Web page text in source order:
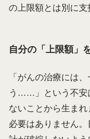
の上限額とは別に支
自分の「上限額」
「がんの治療には
う……」という不安
ないことから生ま
必要はありません